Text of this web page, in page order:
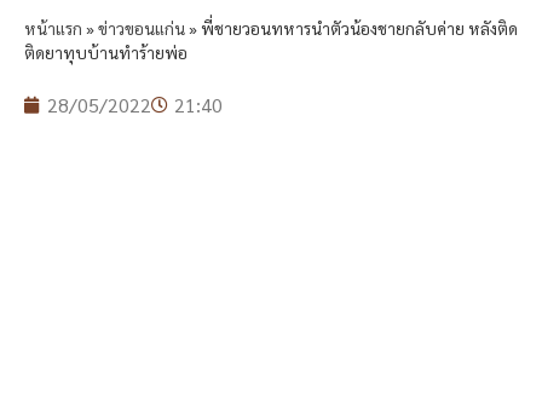
หน้าแรก »ข่าวขอนแก่น» พี่ชายวอนทหารนำตัวน้องชายกลับค่าย หลังติด
ติดยาทุบบ้านทำร้ายพ่อ
28/05/2022 21:40